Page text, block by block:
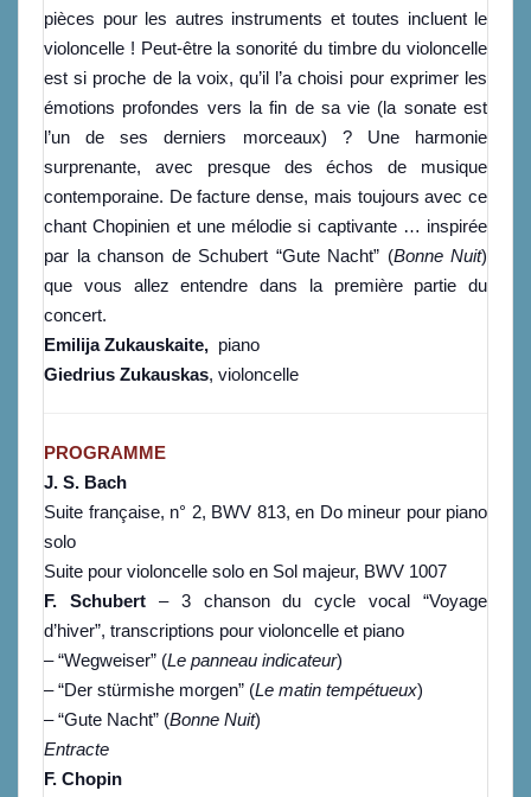
pièces pour les autres instruments et toutes incluent le
violoncelle ! Peut-être la sonorité du timbre du violoncelle
est si proche de la voix, qu’il l’a choisi pour exprimer les
émotions profondes vers la fin de sa vie (la sonate est
l’un de ses derniers morceaux) ? Une harmonie
surprenante, avec presque des échos de musique
contemporaine. De facture dense, mais toujours avec ce
chant Chopinien et une mélodie si captivante … inspirée
par la chanson de Schubert “Gute Nacht” (Bonne Nuit)
que vous allez entendre dans la première partie du
concert.
Emilija Zukauskaite, piano
Giedrius Zukauskas, violoncelle
PROGRAMME
J. S. Bach
Suite française, n° 2, BWV 813, en Do mineur pour piano
solo
Suite pour violoncelle solo en Sol majeur, BWV 1007
F. Schubert– 3 chanson du cycle vocal “Voyage
d’hiver”, transcriptions pour violoncelle et piano
– “Wegweiser” (Le panneau indicateur)
– “Der stürmishe morgen” (Le matin tempétueux)
– “Gute Nacht” (Bonne Nuit)
Entracte
F. Chopin